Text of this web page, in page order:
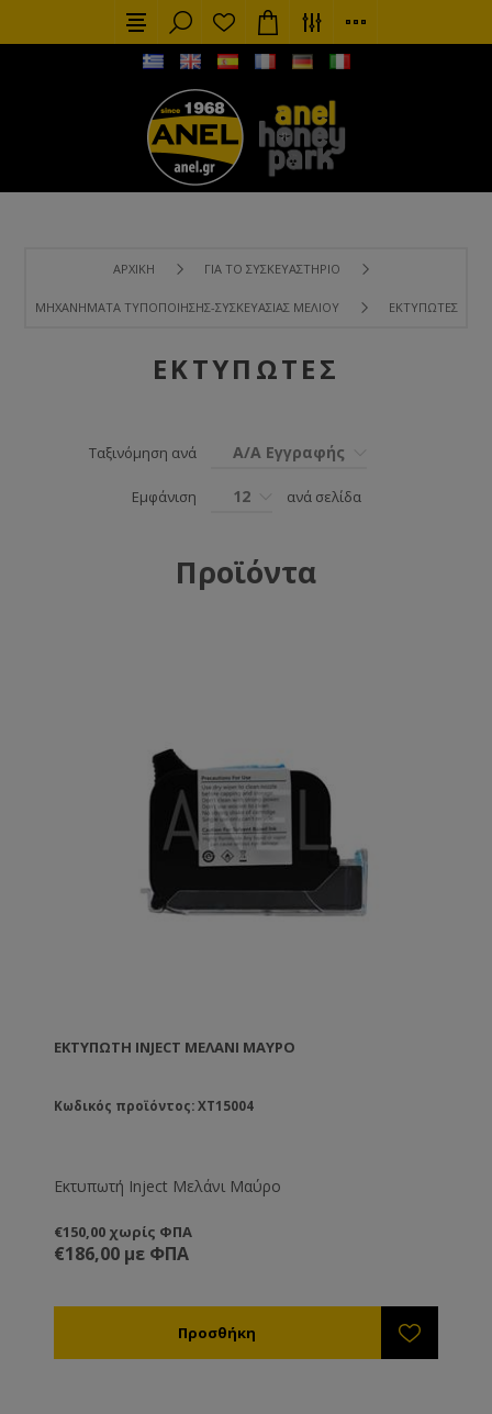
ΑΡΧΙΚΉ ΓΙΑ ΤΟ ΣΥΣΚΕΥΑΣΤΉΡΙΟ
ΜΗΧΑΝΉΜΑΤΑ ΤΥΠΟΠΟΊΗΣΗΣ-ΣΥΣΚΕΥΑΣΊΑΣ ΜΕΛΙΟΎ ΕΚΤΥΠΩΤΈΣ
ΕΚΤΥΠΩΤΈΣ
Ταξινόμηση ανά Α/Α Εγγραφής
Εμφάνιση 12 ανά σελίδα
Προϊόντα
ΕΚΤΥΠΩΤΉ INJECT ΜΕΛΆΝΙ ΜΑΎΡΟ
Κωδικός προϊόντος: XT15004
Εκτυπωτή Inject Μελάνι Μαύρο
€150,00 χωρίς ΦΠΑ
€186,00 με ΦΠΑ